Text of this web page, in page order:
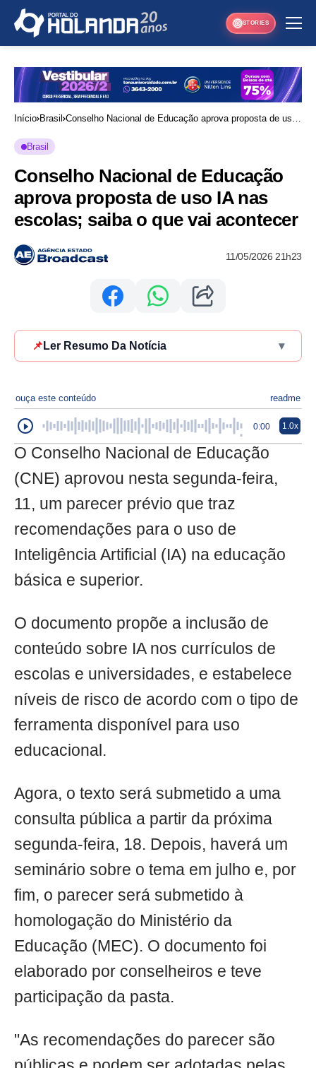
STORIES
Início Brasil Conselho Nacional de Educação aprova proposta de uso
Brasil
Conselho Nacional de Educação
aprova proposta de uso IA nas
escolas; saiba o que vai acontecer
11/05/2026 21h23
📌 Ler Resumo Da Notícia ▾
ouça este conteúdo readme
0:00 1.0x
O Conselho Nacional de Educação
(CNE) aprovou nesta segunda-feira,
11, um parecer prévio que traz
recomendações para o uso de
Inteligência Artificial (IA) na educação
básica e superior.
O documento propõe a inclusão de
conteúdo sobre IA nos currículos de
escolas e universidades, e estabelece
níveis de risco de acordo com o tipo de
ferramenta disponível para uso
educacional.
Agora, o texto será submetido a uma
consulta pública a partir da próxima
segunda-feira, 18. Depois, haverá um
seminário sobre o tema em julho e, por
fim, o parecer será submetido à
homologação do Ministério da
Educação (MEC). O documento foi
elaborado por conselheiros e teve
participação da pasta.
"As recomendações do parecer são